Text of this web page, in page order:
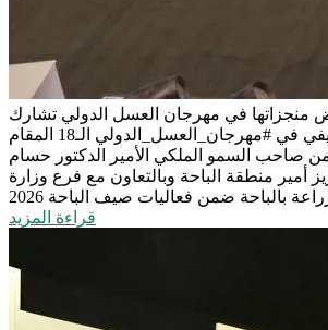
منجزاتها في مهرجان العسل الدولي تشارك
أمانة الباحة بركن تعريفي في #مهرجان_العسل_الدولي الـ18 المقام
صاحب السمو الملكي الأمير الدكتور حسام
أمير منطقة الباحة وبالتعاون مع فرع وزارة
قراءة المزيد